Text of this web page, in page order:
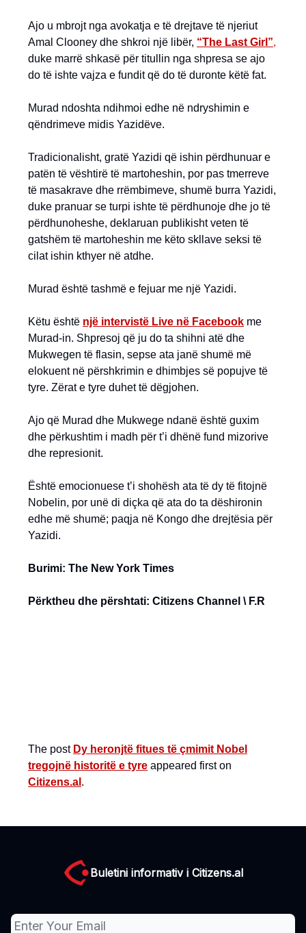
Ajo u mbrojt nga avokatja e të drejtave të njeriut
Amal Clooney dhe shkroi një libër, “The Last Girl”,
duke marrë shkasë për titullin nga shpresa se ajo
do të ishte vajza e fundit që do të duronte këtë fat.
Murad ndoshta ndihmoi edhe në ndryshimin e
qëndrimeve midis Yazidëve.
Tradicionalisht, gratë Yazidi që ishin përdhunuar e
patën të vështirë të martoheshin, por pas tmerreve
të masakrave dhe rrëmbimeve, shumë burra Yazidi,
duke pranuar se turpi ishte të përdhunoje dhe jo të
përdhunoheshe, deklaruan publikisht veten të
gatshëm të martoheshin me këto skllave seksi të
cilat ishin kthyer në atdhe.
Murad është tashmë e fejuar me një Yazidi.
Këtu është një intervistë Live në Facebook me
Murad-in. Shpresoj që ju do ta shihni atë dhe
Mukwegen të flasin, sepse ata janë shumë më
elokuent në përshkrimin e dhimbjes së popujve të
tyre. Zërat e tyre duhet të dëgjohen.
Ajo që Murad dhe Mukwege ndanë është guxim
dhe përkushtim i madh për t’i dhënë fund mizorive
dhe represionit.
Është emocionuese t’i shohësh ata të dy të fitojnë
Nobelin, por unë di diçka që ata do ta dëshironin
edhe më shumë; paqja në Kongo dhe drejtësia për
Yazidi.
Burimi: The New York Times
Përktheu dhe përshtati: Citizens Channel \ F.R
The post Dy heronjtë fitues të çmimit Nobel
tregojnë historitë e tyre appeared first on
Citizens.al .
Buletini informativ i Citizens.al